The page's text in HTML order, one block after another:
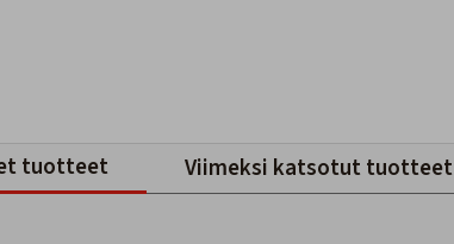
tuotteet Viimeksi katsotut tuotteet